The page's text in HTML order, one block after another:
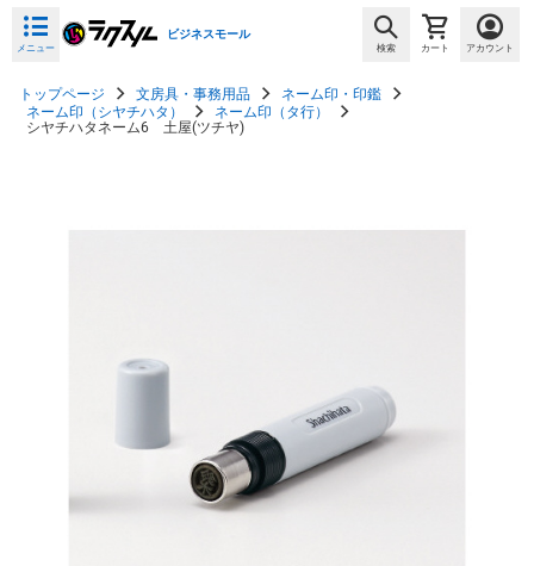
メニュー
ビジネスモール
検索 カート アカウント
トップページ 文房具・事務用品
ネーム印・印鑑
ネーム印（シヤチハタ）
ネーム印（タ行）
シヤチハタネーム6 土屋(ツチヤ)